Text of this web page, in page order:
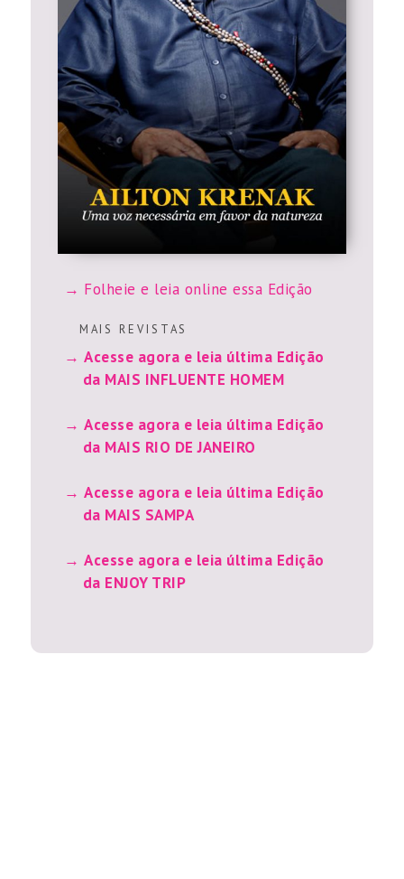
Folheie e leia online essa Edição
M A I S R E V I S T A S
Acesse agora e leia última Edição
da MAIS INFLUENTE HOMEM
Acesse agora e leia última Edição
da MAIS RIO DE JANEIRO
Acesse agora e leia última Edição
da MAIS SAMPA
Acesse agora e leia última Edição
da ENJOY TRIP